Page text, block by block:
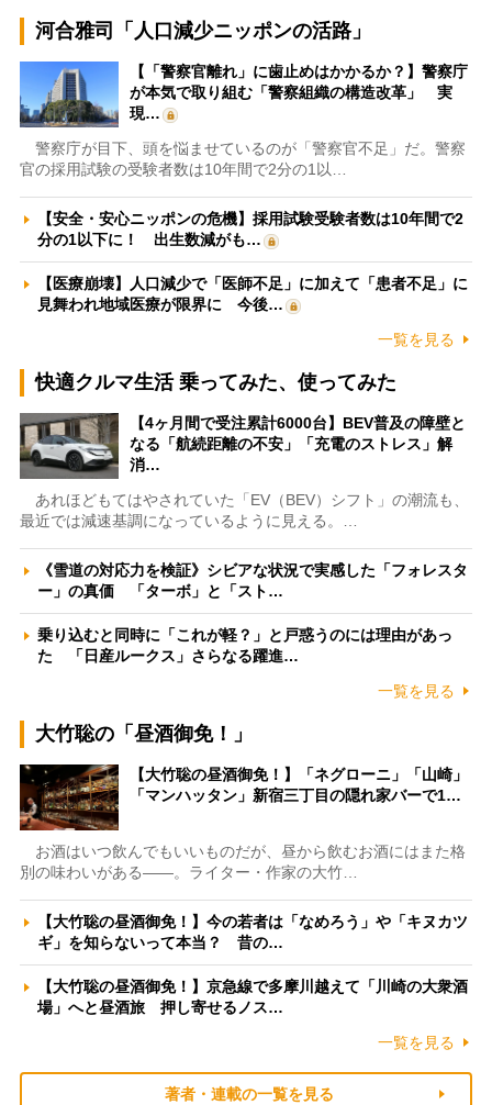
河合雅司「人口減少ニッポンの活路」
【「警察官離れ」に歯止めはかかるか？】警察庁
が本気で取り組む「警察組織の構造改革」 実
現…
警察庁が目下、頭を悩ませているのが「警察官不足」だ。警察
官の採用試験の受験者数は10年間で2分の1以…
【安全・安心ニッポンの危機】採用試験受験者数は10年間で2
分の1以下に！ 出生数減がも…
【医療崩壊】人口減少で「医師不足」に加えて「患者不足」に
見舞われ地域医療が限界に 今後…
一覧を見る
快適クルマ生活 乗ってみた、使ってみた
【4ヶ月間で受注累計6000台】BEV普及の障壁と
なる「航続距離の不安」「充電のストレス」解
消…
あれほどもてはやされていた「EV（BEV）シフト」の潮流も、
最近では減速基調になっているように見える。…
《雪道の対応力を検証》シビアな状況で実感した「フォレスタ
ー」の真価 「ターボ」と「スト…
乗り込むと同時に「これが軽？」と戸惑うのには理由があっ
た 「日産ルークス」さらなる躍進…
一覧を見る
大竹聡の「昼酒御免！」
【大竹聡の昼酒御免！】「ネグローニ」「山崎」
「マンハッタン」新宿三丁目の隠れ家バーで1…
お酒はいつ飲んでもいいものだが、昼から飲むお酒にはまた格
別の味わいがある――。ライター・作家の大竹…
【大竹聡の昼酒御免！】今の若者は「なめろう」や「キヌカツ
ギ」を知らないって本当？ 昔の…
【大竹聡の昼酒御免！】京急線で多摩川越えて「川崎の大衆酒
場」へと昼酒旅 押し寄せるノス…
一覧を見る
著者・連載の一覧を見る